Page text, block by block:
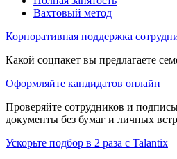
Вахтовый метод
Корпоративная поддержка
Какой соцпакет вы предлагаете
Оформляйте кандидатов онлайн
Проверяйте сотрудников и
документы без бумаг и личных
Ускорьте подбор в 2 раза с Talantix